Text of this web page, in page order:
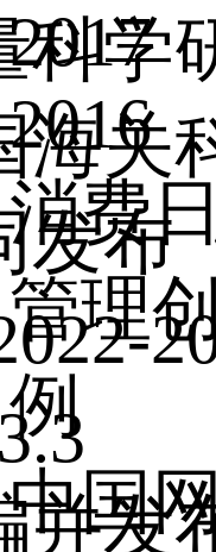
科学
海关
发布
并发
2017
2016
消费
管理
例
中国